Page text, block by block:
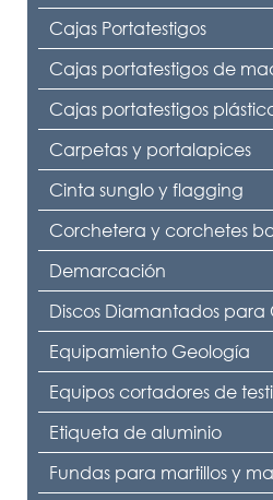
Cajas Portatestigos
Cajas portatestigos de
Cajas portatestigos
Carpetas y portalapices
Cinta sunglo y flagging
Corchetera y corchetes
Demarcación
Discos Diamantados para
Equipamiento Geología
Equipos cortadores de
Etiqueta de aluminio
Fundas para martillos y